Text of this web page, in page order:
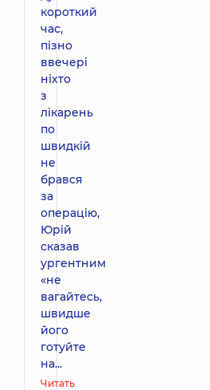
короткий
час,
пізно
ввечері
ніхто
з
лікарень
по
швидкій
не
брався
за
операцію,
Юрій
сказав
ургентним
«не
вагайтесь,
швидше
його
готуйте
на...
Читать